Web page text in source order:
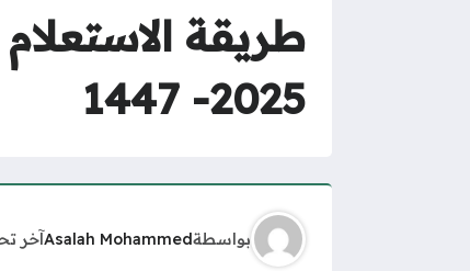
طريقة
2025- 1447
بواسطةAsalah Mohammedآخر